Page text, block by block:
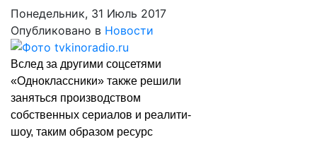
Понедельник, 31 Июль 2017
Опубликовано в Новости
Вслед за другими соцсетями
«Одноклассники» также решили
заняться производством
собственных сериалов и реалити-
шоу, таким образом ресурс